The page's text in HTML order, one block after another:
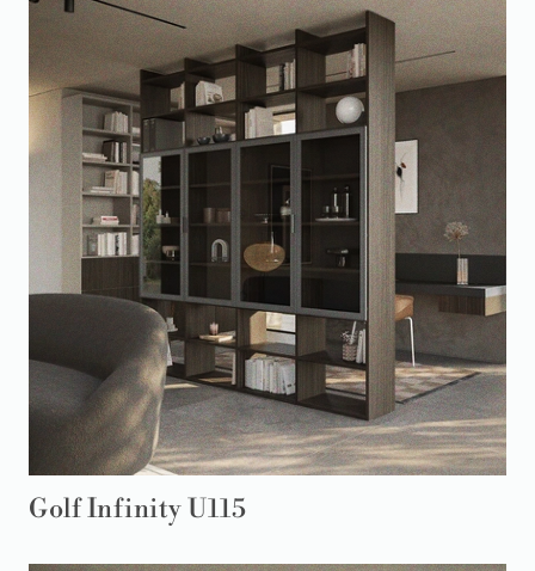
Golf Infinity U115